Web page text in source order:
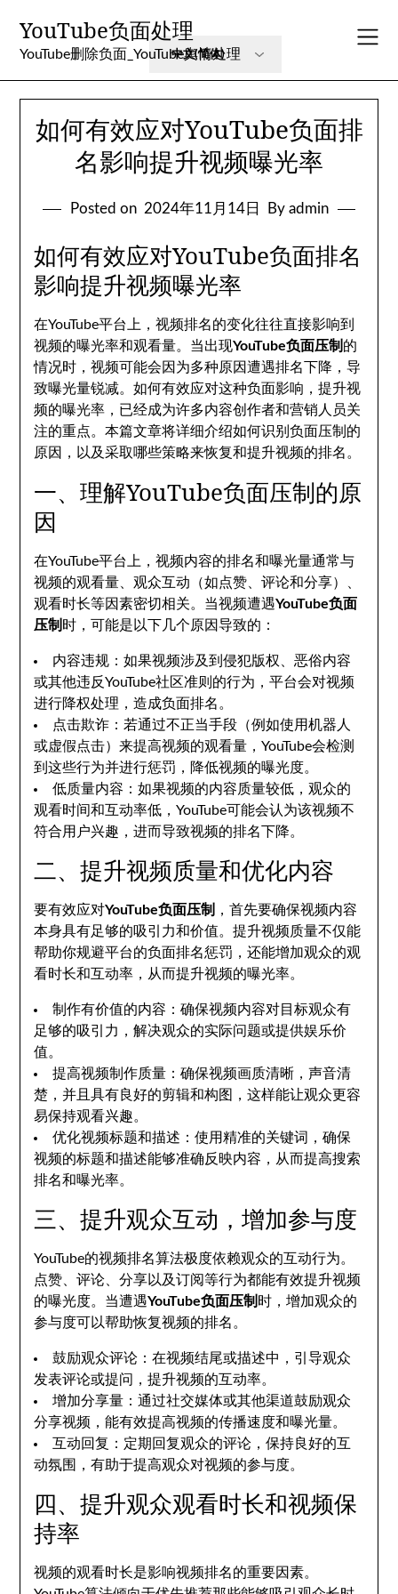
content
YouTube负面处理
YouTube删除负面_YouTube舆情处理
如何有效应对YouTube负面排
名影响提升视频曝光率
Posted on 2024年11月14日 By admin
如何有效应对YouTube负面排名
影响提升视频曝光率
在YouTube平台上，视频排名的变化往往直接影响到
视频的曝光率和观看量。当出现YouTube负面压制 的
情况时，视频可能会因为多种原因遭遇排名下降，导
致曝光量锐减。如何有效应对这种负面影响，提升视
频的曝光率，已经成为许多内容创作者和营销人员关
注的重点。本篇文章将详细介绍如何识别负面压制的
原因，以及采取哪些策略来恢复和提升视频的排名。
一、理解YouTube负面压制的原
因
在YouTube平台上，视频内容的排名和曝光量通常与
视频的观看量、观众互动（如点赞、评论和分享）、
观看时长等因素密切相关。当视频遭遇YouTube负面
压制 时，可能是以下几个原因导致的：
内容违规：如果视频涉及到侵犯版权、恶俗内容
或其他违反YouTube社区准则的行为，平台会对视频
进行降权处理，造成负面排名。
点击欺诈：若通过不正当手段（例如使用机器人
或虚假点击）来提高视频的观看量，YouTube会检测
到这些行为并进行惩罚，降低视频的曝光度。
低质量内容：如果视频的内容质量较低，观众的
观看时间和互动率低，YouTube可能会认为该视频不
符合用户兴趣，进而导致视频的排名下降。
二、提升视频质量和优化内容
要有效应对YouTube负面压制
，首先要确保视频内容
本身具有足够的吸引力和价值。提升视频质量不仅能
帮助你规避平台的负面排名惩罚，还能增加观众的观
看时长和互动率，从而提升视频的曝光率。
制作有价值的内容：确保视频内容对目标观众有
足够的吸引力，解决观众的实际问题或提供娱乐价
值。
提高视频制作质量：确保视频画质清晰，声音清
楚，并且具有良好的剪辑和构图，这样能让观众更容
易保持观看兴趣。
优化视频标题和描述：使用精准的关键词，确保
视频的标题和描述能够准确反映内容，从而提高搜索
排名和曝光率。
三、提升观众互动，增加参与度
YouTube的视频排名算法极度依赖观众的互动行为。
点赞、评论、分享以及订阅等行为都能有效提升视频
的曝光度。当遭遇YouTube负面压制 时，增加观众的
参与度可以帮助恢复视频的排名。
鼓励观众评论：在视频结尾或描述中，引导观众
发表评论或提问，提升视频的互动率。
增加分享量：通过社交媒体或其他渠道鼓励观众
分享视频，能有效提高视频的传播速度和曝光量。
互动回复：定期回复观众的评论，保持良好的互
动氛围，有助于提高观众对视频的参与度。
四、提升观众观看时长和视频保
持率
视频的观看时长是影响视频排名的重要因素。